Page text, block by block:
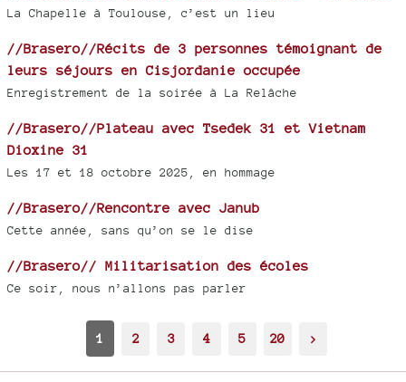
La Chapelle à Toulouse, c’est un lieu
//Brasero//Récits de 3 personnes témoignant de
leurs séjours en Cisjordanie occupée
Enregistrement de la soirée à La Relâche
//Brasero//Plateau avec Tsedek 31 et Vietnam
Dioxine 31
Les 17 et 18 octobre 2025, en hommage
//Brasero//Rencontre avec Janub
Cette année, sans qu’on se le dise
//Brasero// Militarisation des écoles
Ce soir, nous n’allons pas parler
1 2 3 4 5 20 >